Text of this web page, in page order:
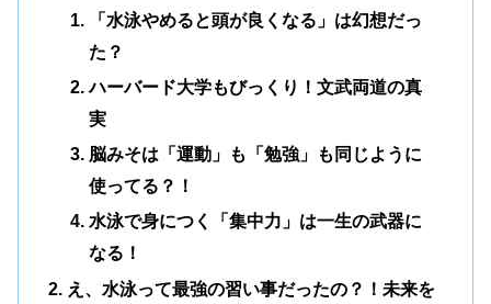
「水泳やめると頭が良くなる」は幻想だっ
た？
ハーバード大学もびっくり！文武両道の真
実
脳みそは「運動」も「勉強」も同じように
使ってる？！
水泳で身につく「集中力」は一生の武器に
なる！
え、水泳って最強の習い事だったの？！未来を